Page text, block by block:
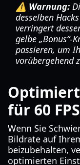
⚠️ Warnung:
desselben
verringert
gelbe „Bonus“-
passieren, um
vorübergehend
für 60
Wenn Sie
Bildrate auf
beizubehalten,
optimierten